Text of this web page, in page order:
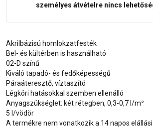
személyes átvételre nincs
Akrilbázisú homlokzatfesték
Bel- és kültérben is használható
02-D színű
Kiváló tapadó- és fedőképességű
Páraáteresztő, víztaszító
Légköri hatásokkal szemben ellenálló
Anyagszükséglet: két rétegben, 0,3-0,7 l/m²
5 l/vödör
A termékre nem vonatkozik a 14 napos elállási